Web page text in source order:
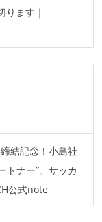
platform
ます｜
結記念！小島社
トナー”。サッカ
公式note